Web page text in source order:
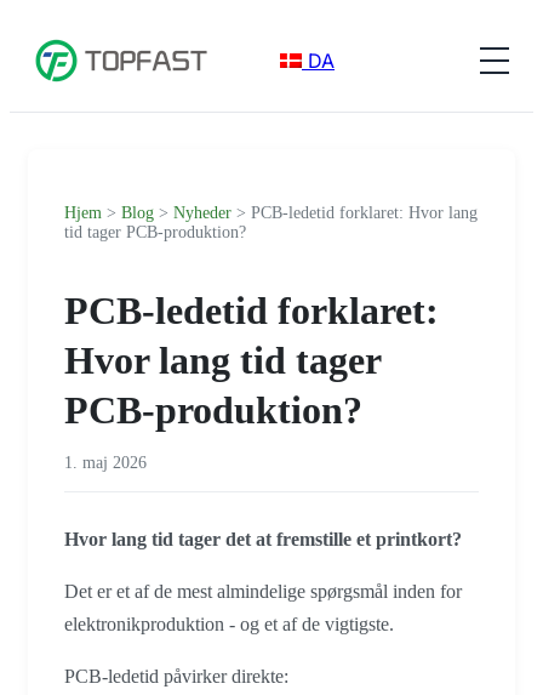
DA
Hjem > Blog > Nyheder > PCB-ledetid forklaret: Hvor lang
tid tager PCB-produktion?
PCB-ledetid forklaret:
Hvor lang tid tager
PCB-produktion?
1. maj 2026
Hvor lang tid tager det at fremstille et printkort?
Det er et af de mest almindelige spørgsmål inden for
elektronikproduktion - og et af de vigtigste.
PCB-ledetid påvirker direkte: